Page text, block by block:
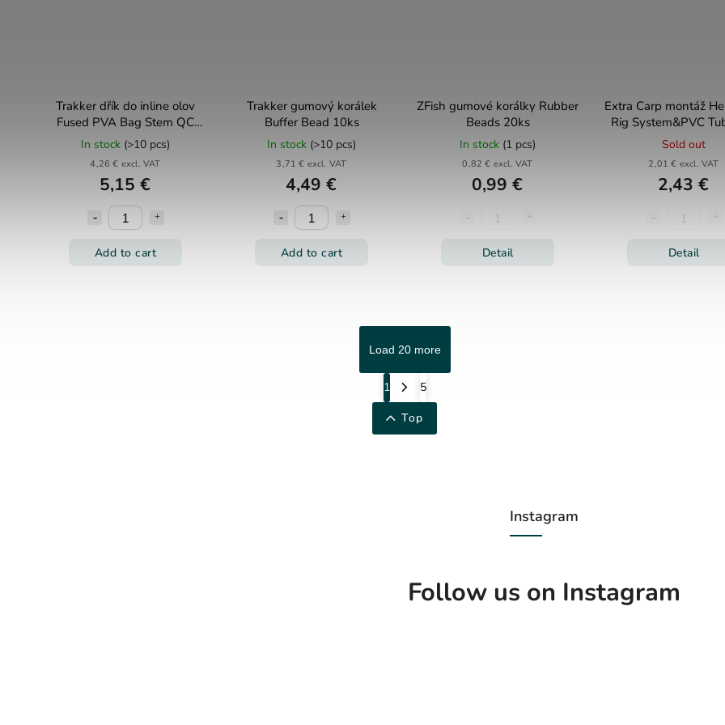
Trakker dřík do inline olov
Fused PVA Bag Stem QC
Swivel 5ks
In stock (>10 pcs)
4,26 € excl. VAT
5,15 €
Add to cart
Trakker gumový korálek
Buffer Bead 10ks
In stock (>10 pcs)
3,71 € excl. VAT
4,49 €
Add to cart
ZFish gumové korálky Rubber
Beads 20ks
In stock (1 pcs)
0,82 € excl. VAT
0,99 €
Detail
Extra Carp montáž
Rig System&PVC
Sold out
2,01 € excl. VAT
2,43 €
Detail
Load 20 more
1
5
Top
Instagram
Follow us on Instagram